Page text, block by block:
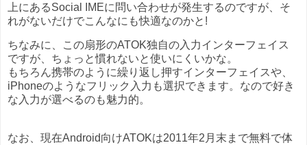
上にあるSocial IMEに問い合わせが発生するのですが、そ
れがないだけでこんなにも快適なのかと!
ちなみに、この扇形のATOK独自の入力インターフェイス
ですが、ちょっと慣れないと使いにくいかな。
もちろん携帯のように繰り返し押すインターフェイスや、
iPhoneのようなフリック入力も選択できます。なので好き
な入力が選べるのも魅力的。
なお、現在Android向けATOKは2011年2月末まで無料で体